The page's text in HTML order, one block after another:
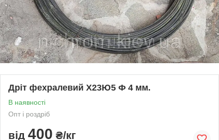
Дріт фехралевий Х23Ю5 Ф 4 мм.
В наявності
Опт і роздріб
від 400 ₴/кг